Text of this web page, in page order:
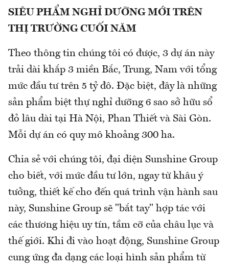
SIÊU PHẨM NGHỈ DƯỠNG MỚI TRÊN
THỊ TRƯỜNG CUỐI NĂM
Theo thông tin chúng tôi có được, 3 dự án này
trải dài khắp 3 miền Bắc, Trung, Nam với tổng
mức đầu tư trên 5 tỷ đô. Đặc biệt, đây là những
sản phẩm biệt thự nghỉ dưỡng 6 sao sở hữu sổ
đỏ lâu dài tại Hà Nội, Phan Thiết và Sài Gòn.
Mỗi dự án có quy mô khoảng 300 ha.
Chia sẻ với chúng tôi, đại diện Sunshine Group
cho biết, với mức đầu tư lớn, ngay từ khâu ý
tưởng, thiết kế cho đến quá trình vận hành sau
này, Sunshine Group sẽ "bắt tay" hợp tác với
các thương hiệu uy tín, tầm cỡ của châu lục và
thế giới. Khi đi vào hoạt động, Sunshine Group
cung ứng đa dạng các loại hình sản phẩm từ